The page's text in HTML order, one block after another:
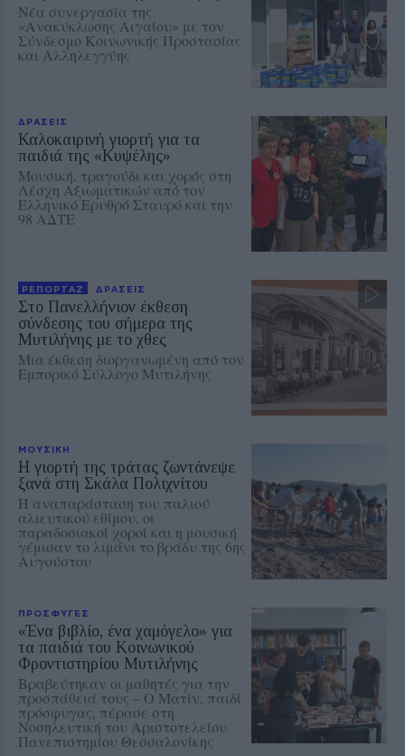
Νέα συνεργασία της
«Ανακύκλωσης Αιγαίου» με τον
Σύνδεσμο Κοινωνικής Προστασίας
και Αλληλεγγύης
ΔΡΑΣΕΙΣ
Καλοκαιρινή γιορτή για τα
παιδιά της «Κυψέλης»
Μουσική, τραγούδι και χορός στη
Λέσχη Αξιωματικών από τον
Ελληνικό Ερυθρό Σταυρό και την
98 ΑΔΤΕ
ΡΕΠΟΡΤΑΖ ΔΡΑΣΕΙΣ
Στο Πανελλήνιον έκθεση
σύνδεσης του σήμερα της
Μυτιλήνης με το χθες
Μια έκθεση διοργανωμένη από τον
Εμπορικό Σύλλογο Μυτιλήνης
ΜΟΥΣΙΚΗ
Η γιορτή της τράτας ζωντάνεψε
ξανά στη Σκάλα Πολιχνίτου
Η αναπαράσταση του παλιού
αλιευτικού εθίμου, οι
παραδοσιακοί χοροί και η μουσική
γέμισαν το λιμάνι το βράδυ της 6ης
Αυγούστου
ΠΡΟΣΦΥΓΕΣ
«Ένα βιβλίο, ένα χαμόγελο» για
τα παιδιά του Κοινωνικού
Φροντιστηρίου Μυτιλήνης
Βραβεύτηκαν οι μαθητές για την
προσπάθειά τους – Ο Ματίν, παιδί
πρόσφυγας, πέρασε στη
Νοσηλευτική του Αριστοτελείου
Πανεπιστημίου Θεσσαλονίκης